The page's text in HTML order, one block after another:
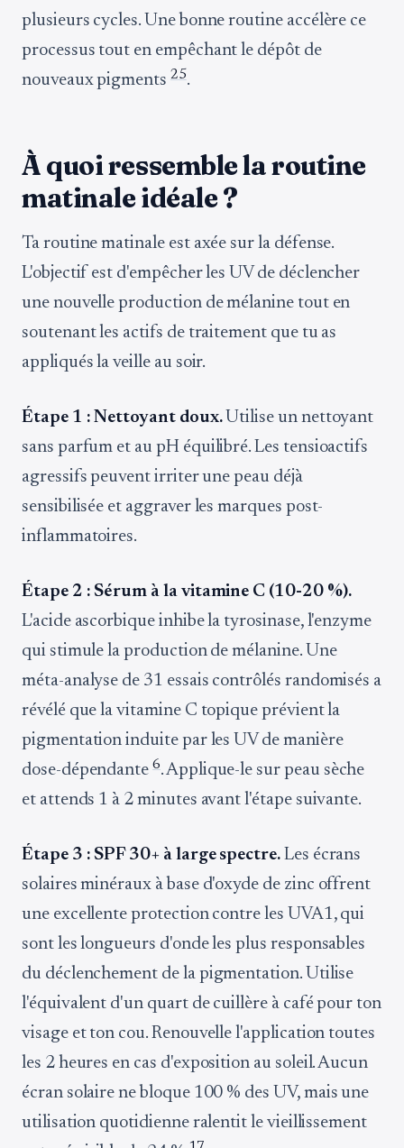
plusieurs cycles. Une bonne routine accélère ce
processus tout en empêchant le dépôt de
nouveaux pigments 25.
À quoi ressemble la routine
matinale idéale ?
Ta routine matinale est axée sur la défense.
L'objectif est d'empêcher les UV de déclencher
une nouvelle production de mélanine tout en
soutenant les actifs de traitement que tu as
appliqués la veille au soir.
Étape 1 : Nettoyant doux.Utilise un nettoyant
sans parfum et au pH équilibré. Les tensioactifs
agressifs peuvent irriter une peau déjà
sensibilisée et aggraver les marques post-
inflammatoires.
Étape 2 : Sérum à la vitamine C (10-20 %).
L'acide ascorbique inhibe la tyrosinase, l'enzyme
qui stimule la production de mélanine. Une
méta-analyse de 31 essais contrôlés randomisés a
révélé que la vitamine C topique prévient la
pigmentation induite par les UV de manière
dose-dépendante6. Applique-le sur peau sèche
et attends 1 à 2 minutes avant l'étape suivante.
Étape 3 : SPF 30+ à large spectre.Les écrans
solaires minéraux à base d'oxyde de zinc offrent
une excellente protection contre les UVA1, qui
sont les longueurs d'onde les plus responsables
du déclenchement de la pigmentation. Utilise
l'équivalent d'un quart de cuillère à café pour ton
visage et ton cou. Renouvelle l'application toutes
les 2 heures en cas d'exposition au soleil. Aucun
écran solaire ne bloque 100 % des UV, mais une
utilisation quotidienne ralentit le vieillissement